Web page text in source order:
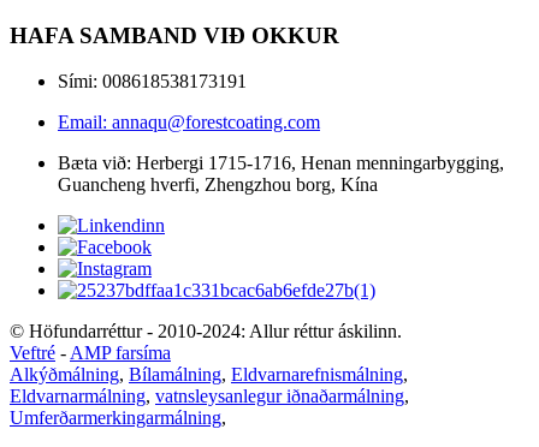
HAFA SAMBAND VIÐ OKKUR
Sími: 008618538173191
Email: annaqu@forestcoating.com
Bæta við: Herbergi 1715-1716, Henan menningarbygging,
Guancheng hverfi, Zhengzhou borg, Kína
© Höfundarréttur - 2010-2024: Allur réttur áskilinn.
Veftré -AMP farsíma
Alkýðmálning, Bílamálning, Eldvarnarefnismálning,
Eldvarnarmálning, vatnsleysanlegur iðnaðarmálning,
Umferðarmerkingarmálning,